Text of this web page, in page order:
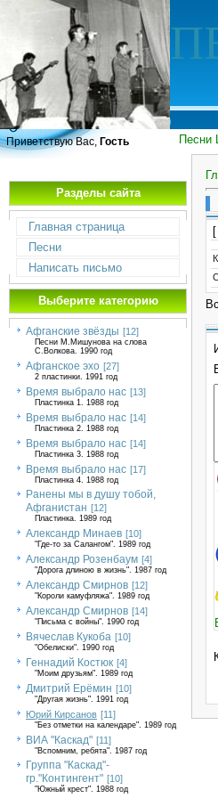
Песни
Приветствую Вас, Гость
Разделы сайта
Главная страница
Песни
Написать письмо
Выберите категорию
Афганские звёзды [12]
Песни М.Мишунова на слова
С.Волкова. 1990 год
Афганское эхо [27]
2 пластинки. 1991 год
Время выбрало нас [13]
Пластинка 1. 1988 год
Время выбрало нас [14]
Пластинка 2. 1988 год
Время выбрало нас [14]
Пластинка 3. 1988 год
Время выбрало нас [17]
Пластинка 4. 1988 год
Ранены мы в душу тобой,
Афганистан [12]
Пластинка. 1989 год
Александр Минаев [10]
"Где-то за Салангом". 1989 год
Александр Розенбаум [4]
"Дорога длиною в жизнь". 1987 год
Александр Смирнов [12]
"Короли камуфляжа". 1989 год
Александр Смирнов [14]
"Письма с войны". 1990 год
Вячеслав Кукоба [10]
"Обелиски". 1990 год
Геннадий Костюк [4]
"Моим друзьям". 1989 год
Дмитрий Ерёмин [10]
"Другая жизнь". 1991 год
Юрий Кирсанов [11]
"Без отметки на календаре". 1989 год
ВИА "Каскад" [11]
"Вспомним, ребята". 1987 год
Группа "Каскад"-
гр."Контингент" [10]
"Южный крест". 1988 год
[